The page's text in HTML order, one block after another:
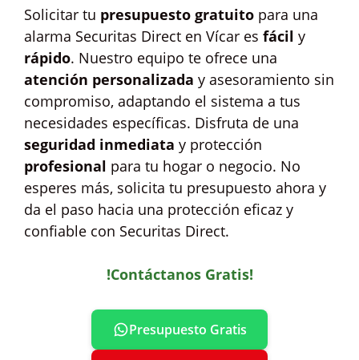
Solicitar tu presupuesto gratuito para una
alarma Securitas Direct en Vícar es fácil y
rápido. Nuestro equipo te ofrece una
atención personalizada y asesoramiento sin
compromiso, adaptando el sistema a tus
necesidades específicas. Disfruta de una
seguridad inmediata y protección
profesional para tu hogar o negocio. No
esperes más, solicita tu presupuesto ahora y
da el paso hacia una protección eficaz y
confiable con Securitas Direct.
!Contáctanos Gratis!
Presupuesto Gratis